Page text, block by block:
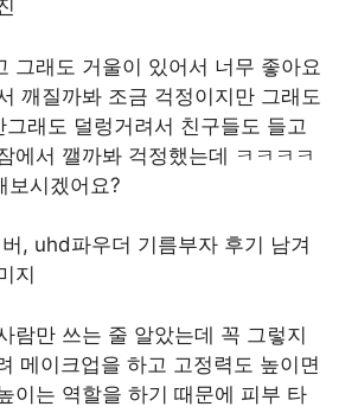
그래도 거울이 있어서 너무 좋아요
깨질까봐 조금 걱정이지만 그래도
래도 덜렁거려서 친구들도 들고
에서 깰까봐 걱정했는데 ㅋㅋㅋㅋ
보시겠어요?
람만 쓰는 줄 알았는데 꼭 그렇지
메이크업을 하고 고정력도 높이면
이는 역할을 하기 때문에 피부 타